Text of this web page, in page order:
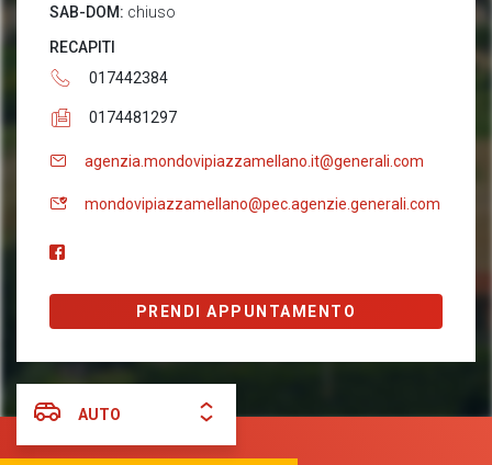
SAB-DOM: chiuso
RECAPITI
017442384
0174481297
agenzia.mondovipiazzamellano.it@generali.com
mondovipiazzamellano@pec.agenzie.generali.com
PRENDI APPUNTAMENTO
AUTO